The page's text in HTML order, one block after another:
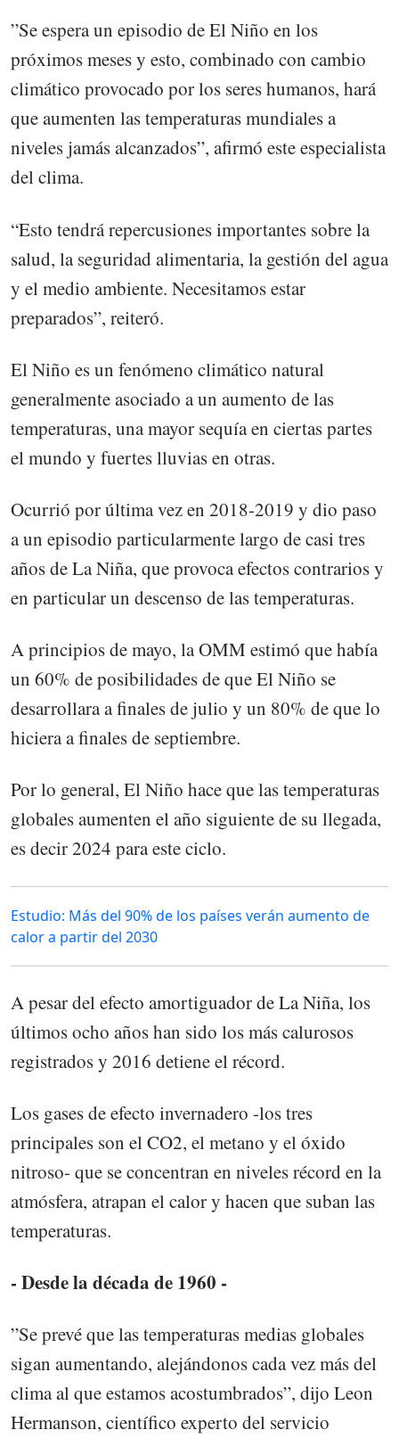
”Se espera un episodio de El Niño en los
próximos meses y esto, combinado con cambio
climático provocado por los seres humanos, hará
que aumenten las temperaturas mundiales a
niveles jamás alcanzados”, afirmó este especialista
del clima.
“Esto tendrá repercusiones importantes sobre la
salud, la seguridad alimentaria, la gestión del agua
y el medio ambiente. Necesitamos estar
preparados”, reiteró.
El Niño es un fenómeno climático natural
generalmente asociado a un aumento de las
temperaturas, una mayor sequía en ciertas partes
el mundo y fuertes lluvias en otras.
Ocurrió por última vez en 2018-2019 y dio paso
a un episodio particularmente largo de casi tres
años de La Niña, que provoca efectos contrarios y
en particular un descenso de las temperaturas.
A principios de mayo, la OMM estimó que había
un 60% de posibilidades de que El Niño se
desarrollara a finales de julio y un 80% de que lo
hiciera a finales de septiembre.
Por lo general, El Niño hace que las temperaturas
globales aumenten el año siguiente de su llegada,
es decir 2024 para este ciclo.
Estudio: Más del 90% de los países verán aumento de
calor a partir del 2030
A pesar del efecto amortiguador de La Niña, los
últimos ocho años han sido los más calurosos
registrados y 2016 detiene el récord.
Los gases de efecto invernadero -los tres
principales son el CO2, el metano y el óxido
nitroso- que se concentran en niveles récord en la
atmósfera, atrapan el calor y hacen que suban las
temperaturas.
- Desde la década de 1960 -
”Se prevé que las temperaturas medias globales
sigan aumentando, alejándonos cada vez más del
clima al que estamos acostumbrados”, dijo Leon
Hermanson, científico experto del servicio